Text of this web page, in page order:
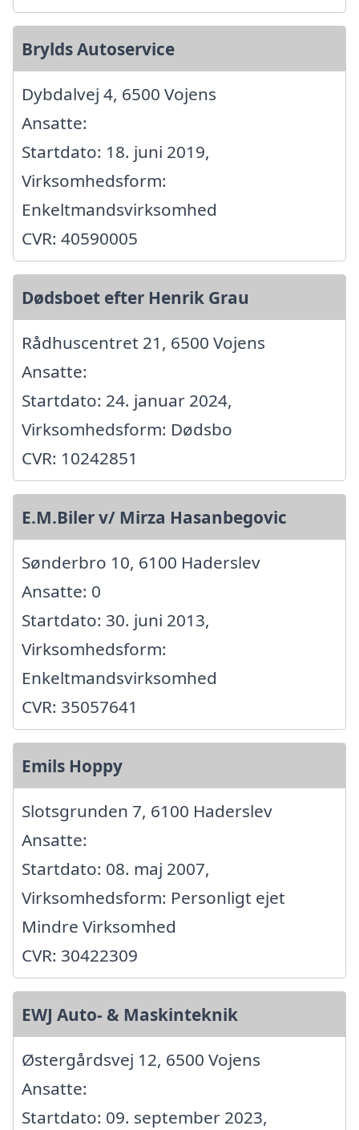
Brylds Autoservice
Dybdalvej 4, 6500 Vojens
Ansatte:
Startdato: 18. juni 2019,
Virksomhedsform:
Enkeltmandsvirksomhed
CVR: 40590005
Dødsboet efter Henrik Grau
Rådhuscentret 21, 6500 Vojens
Ansatte:
Startdato: 24. januar 2024,
Virksomhedsform: Dødsbo
CVR: 10242851
E.M.Biler v/ Mirza Hasanbegovic
Sønderbro 10, 6100 Haderslev
Ansatte: 0
Startdato: 30. juni 2013,
Virksomhedsform:
Enkeltmandsvirksomhed
CVR: 35057641
Emils Hoppy
Slotsgrunden 7, 6100 Haderslev
Ansatte:
Startdato: 08. maj 2007,
Virksomhedsform: Personligt ejet
Mindre Virksomhed
CVR: 30422309
EWJ Auto- & Maskinteknik
Østergårdsvej 12, 6500 Vojens
Ansatte:
Startdato: 09. september 2023,